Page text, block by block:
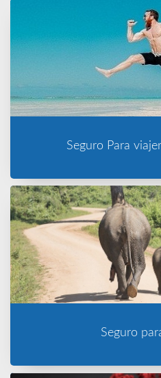
Seguro Para
Seguro